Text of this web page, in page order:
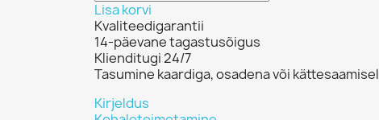
Lisa korvi
Kvaliteedigarantii
14-päevane tagastusõigus
Klienditugi 24/7
Tasumine kaardiga, osadena või kättesaamisel
Kirjeldus